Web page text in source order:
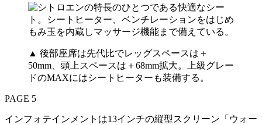
▲ 後部座席は先代比でレッグスペースは＋
50mm、頭上スペースは＋68mm拡大。上級グレー
ドのMAXにはシートヒーターも装備する。
PAGE 5
インフォテインメントは13インチの縦型スクリーン「ウォー